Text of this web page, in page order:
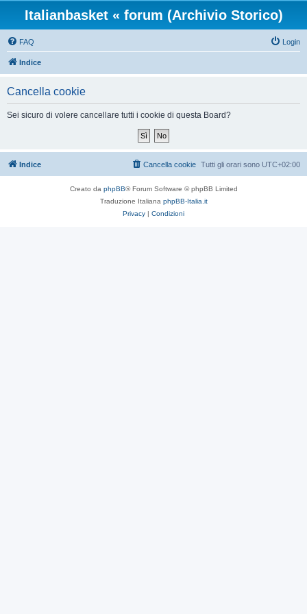
Italianbasket « forum (Archivio Storico)
FAQ Login
Indice
Cancella cookie
Sei sicuro di volere cancellare tutti i cookie di questa Board?
Indice Tutti gli orari sono UTC+02:00
Cancella cookie
Creato da phpBB® Forum Software © phpBB Limited
Traduzione Italiana phpBB-Italia.it
Privacy | Condizioni